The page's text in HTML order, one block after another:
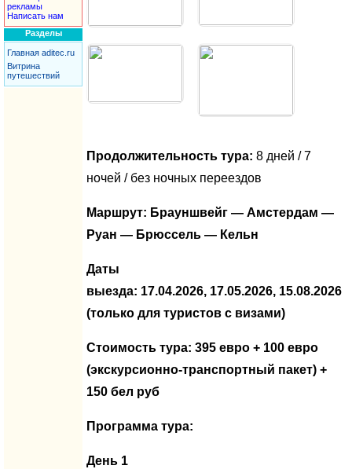
рекламы
Написать нам
Разделы
Главная aditec.ru
Витрина
путешествий
Продолжительность тура: 8 дней / 7
ночей / без ночных переездов
Маршрут: Брауншвейг — Амстердам —
Руан — Брюссель — Кельн
Даты
выезда: 17.04.2026, 17.05.2026, 15.08.2026
(только для туристов с визами)
Стоимость тура: 395 евро + 100 евро
(экскурсионно-транспортный пакет) +
150 бел руб
Программа тура:
День 1